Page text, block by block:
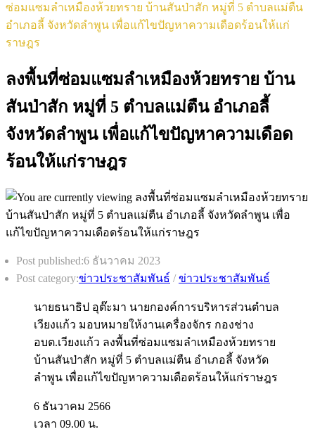
ซ่อมแซมลำเหมืองห้วยทราย บ้านสันป่าสัก หมู่ที่ 5 ตำบลแม่ตืน
อำเภอลี้ จังหวัดลำพูน เพื่อแก้ไขปัญหาความเดือดร้อนให้แก่
ราษฎร
ลงพื้นที่ซ่อมแซมลำเหมืองห้วยทราย บ้าน
สันป่าสัก หมู่ที่ 5 ตำบลแม่ตืน อำเภอลี้
จังหวัดลำพูน เพื่อแก้ไขปัญหาความเดือด
ร้อนให้แก่ราษฎร
Post published:6 ธันวาคม 2023
Post category:ข่าวประชาสัมพันธ์ / ข่าวประชาสัมพันธ์
นายธนาธิป อุต๊ะมา นายกองค์การบริหารส่วนตำบล
เวียงแก้ว มอบหมายให้งานเครื่องจักร กองช่าง
อบต.เวียงแก้ว ลงพื้นที่ซ่อมแซมลำเหมืองห้วยทราย
บ้านสันป่าสัก หมู่ที่ 5 ตำบลแม่ตืน อำเภอลี้ จังหวัด
ลำพูน เพื่อแก้ไขปัญหาความเดือดร้อนให้แก่ราษฎร
6 ธันวาคม 2566
เวลา 09.00 น.